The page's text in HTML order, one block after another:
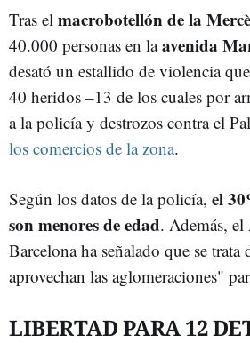
Tras el macrobotellón de la Mercè
40.000 personas en laavenida
desató un estallido de violencia
40 heridos –13 de los cuales por
a la policía y destrozos contra el
los comercios de la zona.
Según los datos de la policía, el
son menores de edad. Además,
Barcelona ha señalado que se trata
aprovechan las aglomeraciones"
LIBERTAD PARA 12